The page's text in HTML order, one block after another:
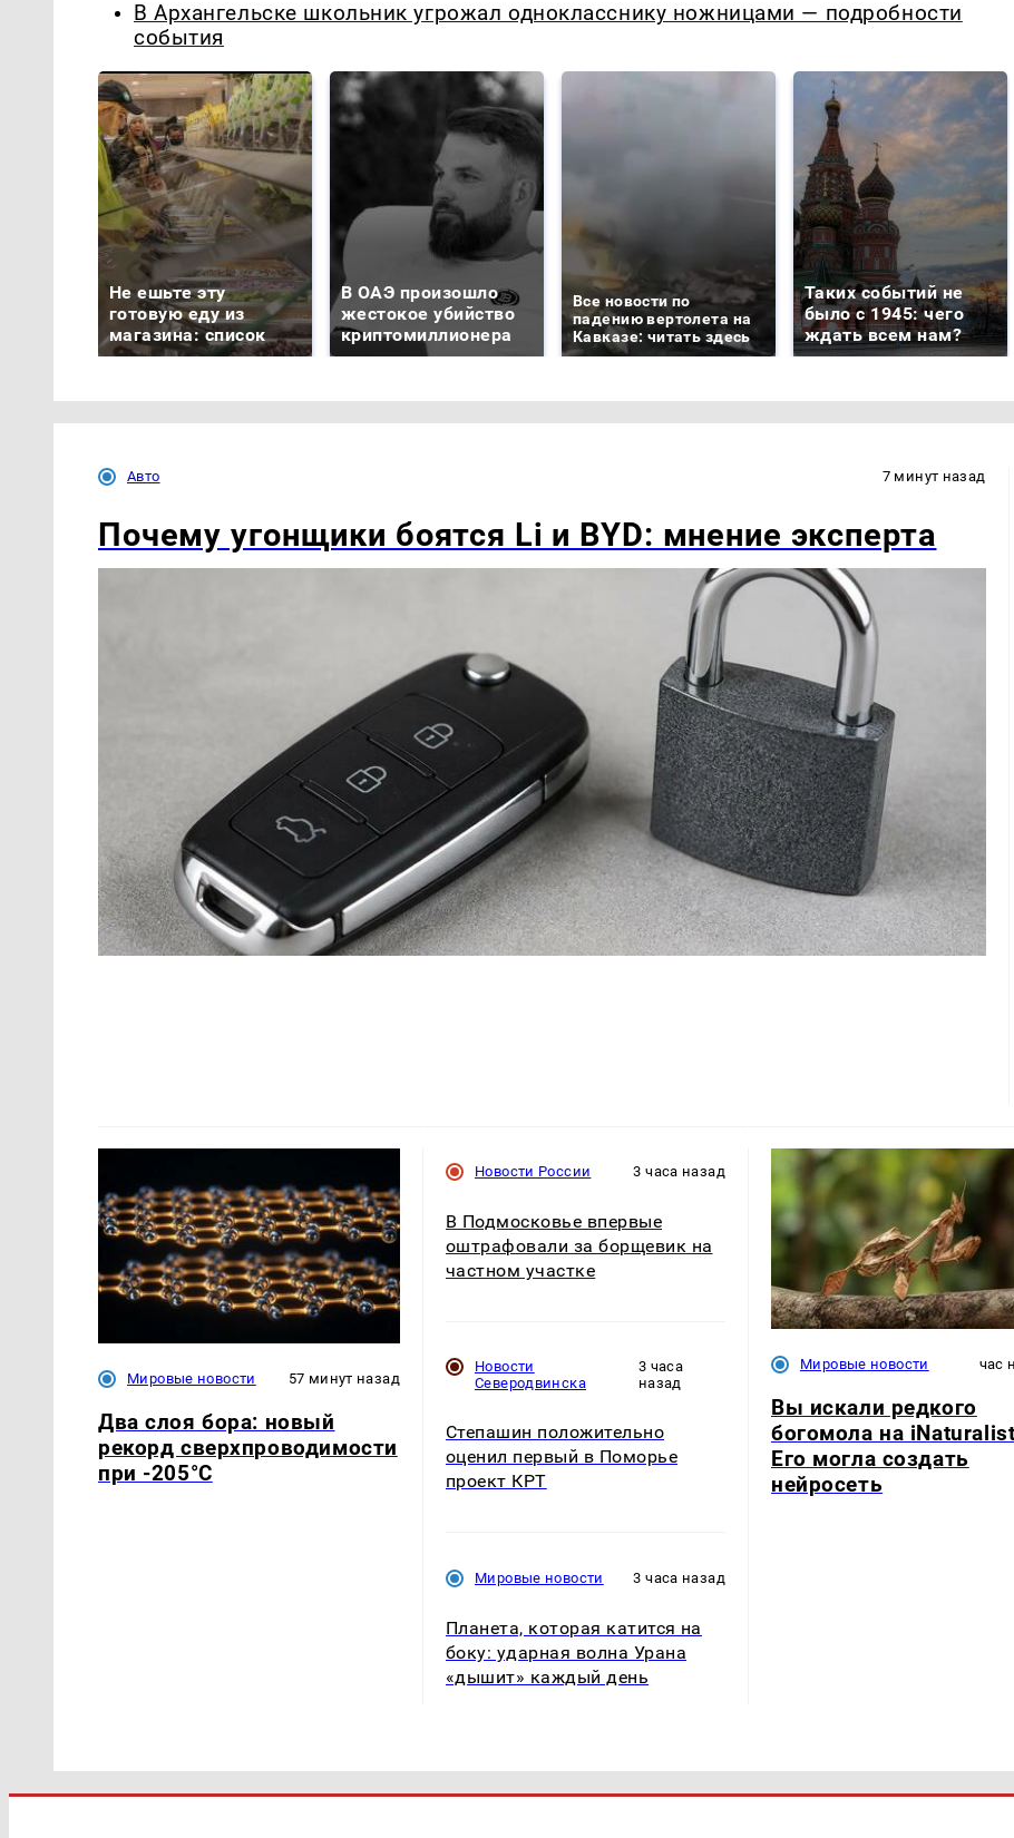
В Архангельске школьник угрожал однокласснику ножницами — подробности
события
Не ешьте эту
готовую еду из
магазина: список
В ОАЭ произошло
жестокое убийство
криптомиллионера
Все новости по
падению вертолета на
Кавказе: читать здесь
Таких событий не
было с 1945: чего
ждать всем нам?
Авто 7 минут назад
Почему угонщики боятся Li и BYD: мнение эксперта
Мировые новости 57 минут назад
Два слоя бора: новый
рекорд сверхпроводимости
при -205°C
Новости России 3 часа назад
В Подмосковье впервые
оштрафовали за борщевик на
частном участке
Новости
Северодвинска
3 часа
назад
Степашин положительно
оценил первый в Поморье
проект КРТ
Мировые новости 3 часа назад
Планета, которая катится на
боку: ударная волна Урана
«дышит» каждый день
Мировые новости час
Вы искали редкого
богомола на
Его могла создать
нейросеть